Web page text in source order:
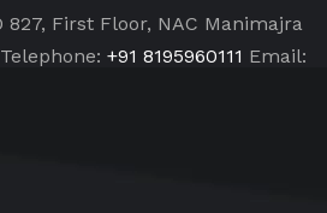
827, First Floor, NAC Manimajra
Telephone: +91 8195960111 Email: